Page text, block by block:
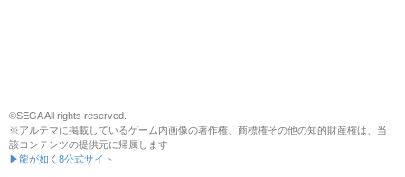
©SEGA All rights reserved.
※アルテマに掲載しているゲーム内画像の著作権、商標権その他の知的財産権は、当
該コンテンツの提供元に帰属します
▶龍が如く8公式サイト